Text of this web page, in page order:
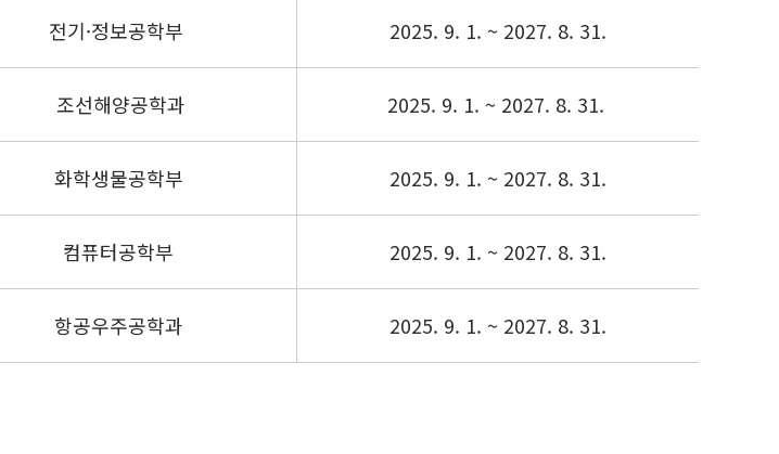
전기·정보공학부 2025. 9. 1. ~ 2027. 8. 31.
조선해양공학과 2025. 9. 1. ~ 2027. 8. 31.
화학생물공학부 2025. 9. 1. ~ 2027. 8. 31.
컴퓨터공학부 2025. 9. 1. ~ 2027. 8. 31.
항공우주공학과 2025. 9. 1. ~ 2027. 8. 31.